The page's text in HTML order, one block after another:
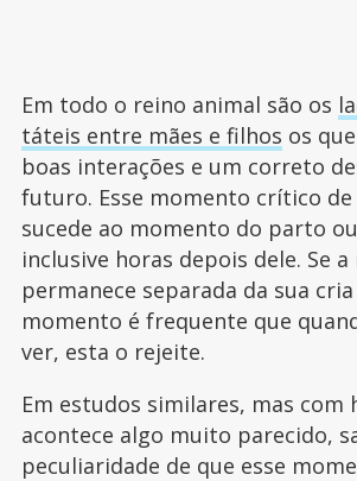
Em todo o reino animal são os
táteis entre mães e filhos os
boas interações e um correto
futuro. Esse momento crítico de
sucede ao momento do parto
inclusive horas depois dele. Se a
permanece separada da sua
momento é frequente que
ver, esta o rejeite.
Em estudos similares, mas com
acontece algo muito parecido,
peculiaridade de que esse